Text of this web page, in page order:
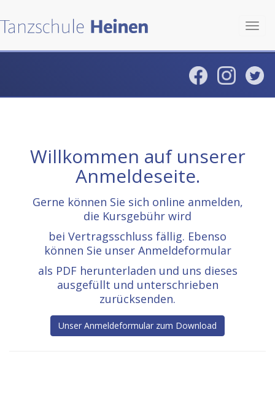
Willkommen auf unserer
Anmeldeseite.
Gerne können Sie sich online anmelden,
die Kursgebühr wird
bei Vertragsschluss fällig. Ebenso
können Sie unser Anmeldeformular
als PDF herunterladen und uns dieses
ausgefüllt und unterschrieben
zurücksenden.
Unser Anmeldeformular zum Download